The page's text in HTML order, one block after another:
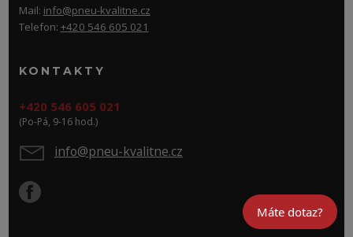
Mail: info@pneu-kvalitne.cz
Telefon: +420 546 605 021
KONTAKTY
+420 546 605 021
(Po-Pá, 9-16 hod.)
info@pneu-kvalitne.cz
Máte dotaz?